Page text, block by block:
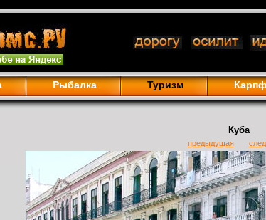
Рыбалка Туризм
Куба
предыдущая